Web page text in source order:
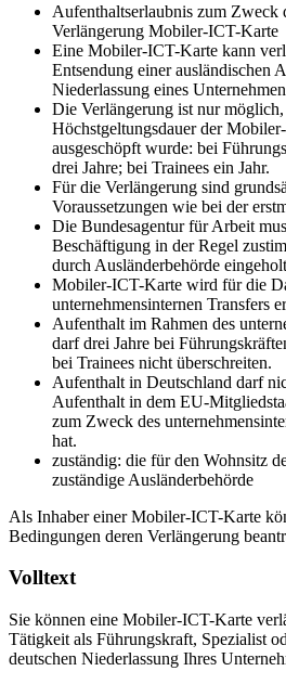
Aufenthaltserlaubnis zum Zweck
Verlängerung Mobiler-ICT-Karte
Eine Mobiler-ICT-Karte kann
Entsendung einer ausländischen
Niederlassung eines
Die Verlängerung ist nur
Höchstgeltungsdauer der
ausgeschöpft wurde: bei
drei Jahre; bei Trainees ein Jahr.
Für die Verlängerung sind
Voraussetzungen wie bei der
Die Bundesagentur für Arbeit
Beschäftigung in der Regel
durch Ausländerbehörde
Mobiler-ICT-Karte wird für die
unternehmensinternen Transfers
Aufenthalt im Rahmen des
darf drei Jahre bei
bei Trainees nicht überschreiten.
Aufenthalt in Deutschland darf
Aufenthalt in dem EU-
zum Zweck des
hat.
zuständig: die für den Wohnsitz
zuständige Ausländerbehörde
Als Inhaber einer Mobiler-ICT-Karte
Bedingungen deren Verlängerung
Volltext
Sie können eine Mobiler-ICT-Karte
Tätigkeit als Führungskraft, Spezialist
deutschen Niederlassung Ihres